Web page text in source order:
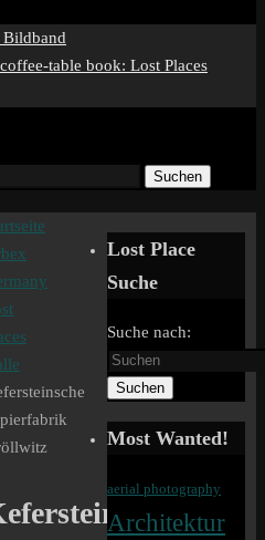
Bildband
table book: Lost Places
Suchen
Lost Place
Suche
Suche nach:
Suchen
Most Wanted!
aerial photography
Architektur